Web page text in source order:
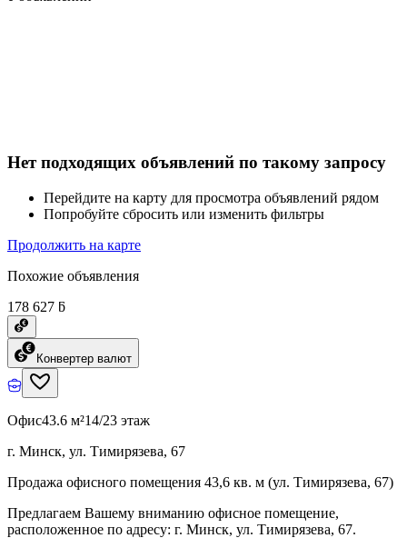
Нет подходящих объявлений по такому запросу
Перейдите на карту для просмотра объявлений рядом
Попробуйте сбросить или изменить фильтры
Продолжить на карте
Похожие объявления
178 627 ƃ
Конвертер валют
Офис43.6 м²14/23 этаж
г. Минск, ул. Тимирязева, 67
Продажа офисного помещения 43,6 кв. м (ул. Тимирязева, 67)
Предлагаем Вашему вниманию офисное помещение,
расположенное по адресу: г. Минск, ул. Тимирязева, 67.